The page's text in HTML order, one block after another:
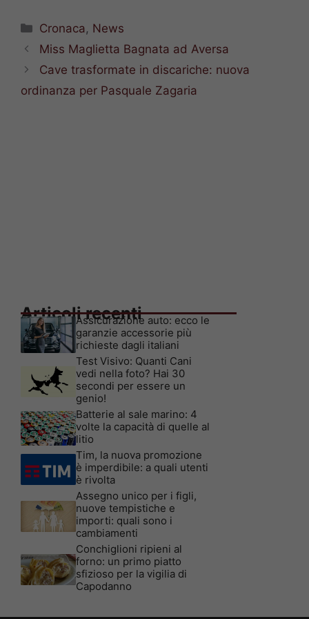
Categorie
Cronaca, News
Miss Maglietta Bagnata ad Aversa
Cave trasformate in discariche: nuova
ordinanza per Pasquale Zagaria
Articoli recenti
Assicurazione auto: ecco le
garanzie accessorie più
richieste dagli italiani
Test Visivo: Quanti Cani
vedi nella foto? Hai 30
secondi per essere un
genio!
Batterie al sale marino: 4
volte la capacità di quelle al
litio
Tim, la nuova promozione
è imperdibile: a quali utenti
è rivolta
Assegno unico per i figli,
nuove tempistiche e
importi: quali sono i
cambiamenti
Conchiglioni ripieni al
forno: un primo piatto
sfizioso per la vigilia di
Capodanno